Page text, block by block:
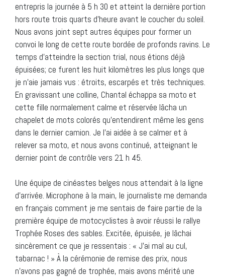
entrepris la journée à 5 h 30 et atteint la dernière portion
hors route trois quarts d’heure avant le coucher du soleil.
Nous avons joint sept autres équipes pour former un
convoi le long de cette route bordée de profonds ravins. Le
temps d’atteindre la section trial, nous étions déjà
épuisées; ce furent les huit kilomètres les plus longs que
je n’aie jamais vus : étroits, escarpés et très techniques.
En gravissant une colline, Chantal échappa sa moto et
cette fille normalement calme et réservée lâcha un
chapelet de mots colorés qu’entendirent même les gens
dans le dernier camion. Je l’ai aidée à se calmer et à
relever sa moto, et nous avons continué, atteignant le
dernier point de contrôle vers 21 h 45.
Une équipe de cinéastes belges nous attendait à la ligne
d’arrivée. Microphone à la main, le journaliste me demanda
en français comment je me sentais de faire partie de la
première équipe de motocyclistes à avoir réussi le rallye
Trophée Roses des sables. Excitée, épuisée, je lâchai
sincèrement ce que je ressentais : « J’ai mal au cul,
tabarnac ! » À la cérémonie de remise des prix, nous
n’avons pas gagné de trophée, mais avons mérité une